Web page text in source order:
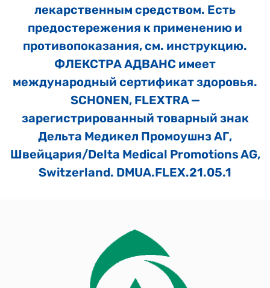
лекарственным средством. Есть
предостережения к применению и
противопоказания, см. инструкцию.
ФЛЕКСТРА АДВАНС имеет
международный сертификат здоровья.
SCHONEN, FLEXTRA —
зарегистрированный товарный знак
Дельта Медикел Промоушнз АГ,
Швейцария/Delta Medical Promotions AG,
Switzerland. DMUA.FLEX.21.05.1